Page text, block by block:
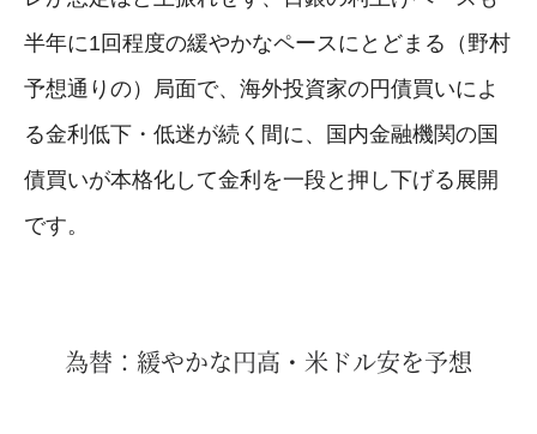
半年に1回程度の緩やかなペースにとどまる（野村
予想通りの）局面で、海外投資家の円債買いによ
る金利低下・低迷が続く間に、国内金融機関の国
債買いが本格化して金利を一段と押し下げる展開
です。
為替：緩やかな円高・米ドル安を予想